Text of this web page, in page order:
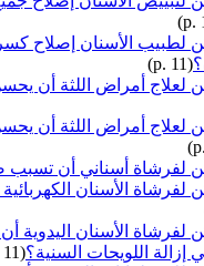
لطبيب الأسنان إصلاح
(p. 11)
أمراض اللثة أن
أمراض اللثة أن
أسناني أن تسبب
الأسنان
الأسنان اليدوية
إزالة اللويحات السنية؟(p. 11)